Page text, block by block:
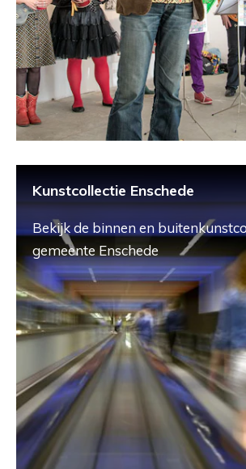
Kunstcollectie Enschede
Bekijk de binnen en
gemeente Enschede